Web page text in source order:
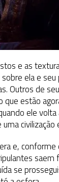
e as
ela e
Outros de
estão
ele volta
civilização
e,
saem
se